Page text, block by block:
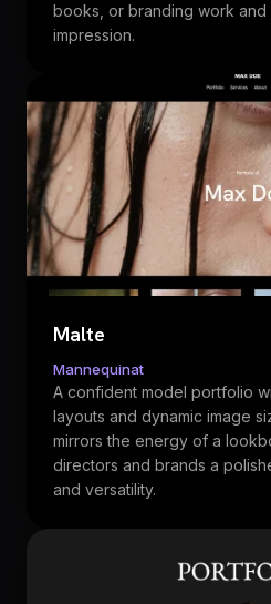
books, or branding work
impression.
Malte
Mannequinat
A confident model portfolio
layouts and dynamic image
mirrors the energy of a
directors and brands a
and versatility.